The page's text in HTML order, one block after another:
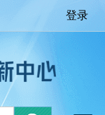
登录